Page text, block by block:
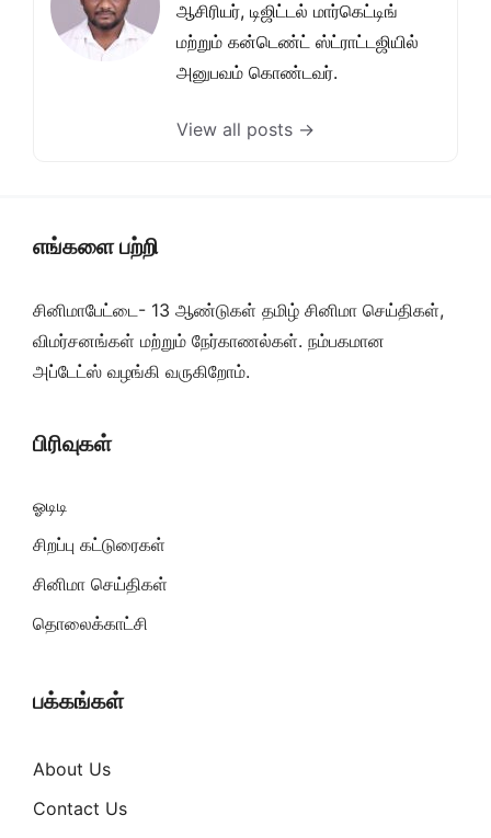
ஆசிரியர், டிஜிட்டல் மார்கெட்டிங்
மற்றும் கன்டெண்ட் ஸ்ட்ராட்டஜியில்
அனுபவம் கொண்டவர்.
View all posts →
எங்களை பற்றி
சினிமாபேட்டை- 13 ஆண்டுகள் தமிழ் சினிமா செய்திகள்,
விமர்சனங்கள் மற்றும் நேர்காணல்கள். நம்பகமான
அப்டேட்ஸ் வழங்கி வருகிறோம்.
பிரிவுகள்
ஓடிடி
சிறப்பு கட்டுரைகள்
சினிமா செய்திகள்
தொலைக்காட்சி
பக்கங்கள்
About Us
Contact Us